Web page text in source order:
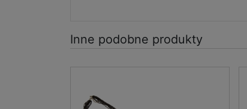
Inne podobne produkty